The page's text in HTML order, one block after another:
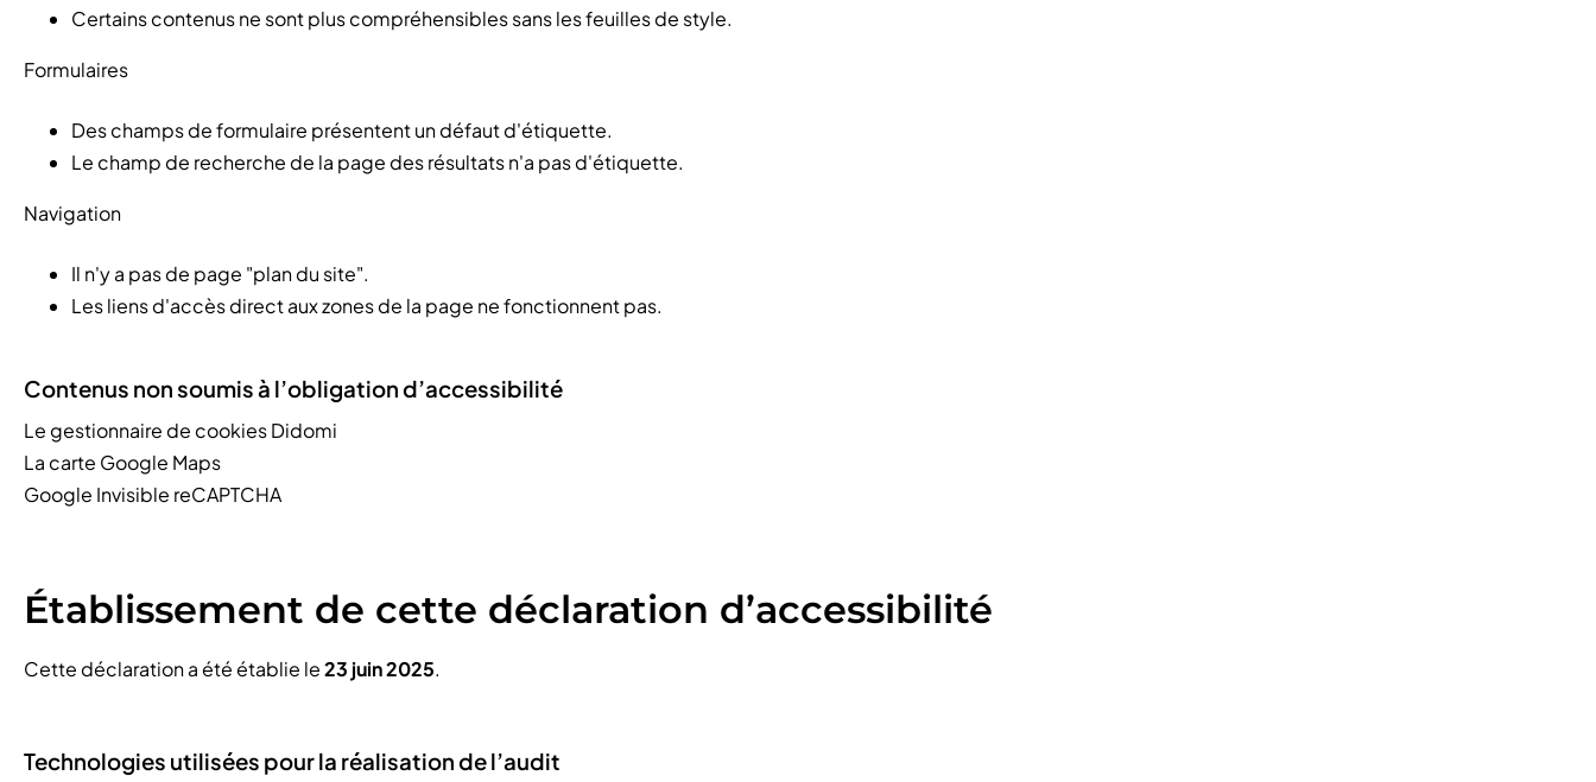
Certains contenus ne sont plus compréhensibles sans les feuilles de style.
Formulaires
Des champs de formulaire présentent un défaut d'étiquette.
Le champ de recherche de la page des résultats n'a pas d'étiquette.
Navigation
Il n'y a pas de page "plan du site".
Les liens d'accès direct aux zones de la page ne fonctionnent pas.
Contenus non soumis à l’obligation d’accessibilité
Le gestionnaire de cookies Didomi
La carte Google Maps
Google Invisible reCAPTCHA
Établissement de cette déclaration d’accessibilité
Cette déclaration a été établie le23 juin 2025.
Technologies utilisées pour la réalisation de l’audit